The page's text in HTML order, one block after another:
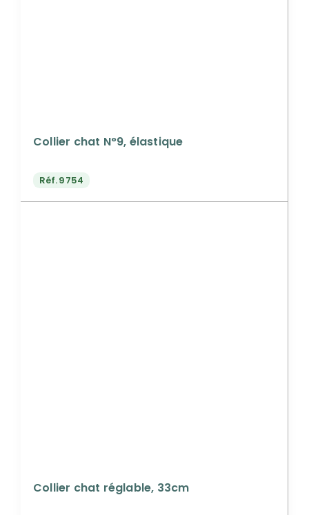
Collier chat N°9, élastique
Réf.9754
Collier chat réglable, 33cm